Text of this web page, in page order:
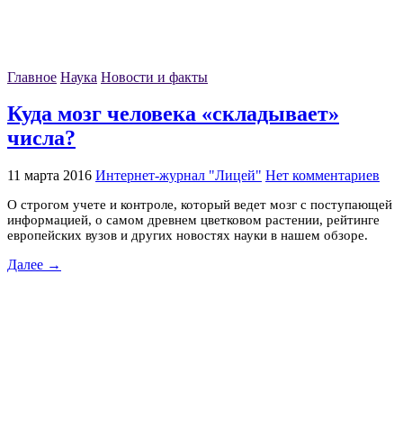
Главное Наука Новости и факты
Куда мозг человека «складывает»
числа?
11 марта 2016 Интернет-журнал "Лицей" Нет комментариев
О строгом учете и контроле, который ведет мозг с поступающей
информацией, о самом древнем цветковом растении, рейтинге
европейских вузов и других новостях науки в нашем обзоре.
Далее →